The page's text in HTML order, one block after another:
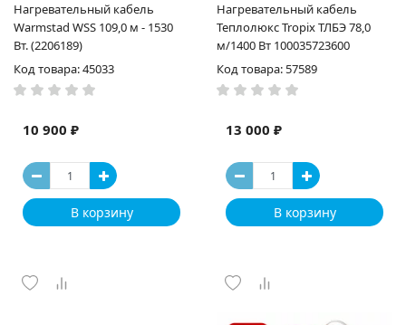
Нагревательный кабель
Warmstad WSS 109,0 м - 1530
Вт. (2206189)
Код товара: 45033
10 900 ₽
В корзину
Нагревательный кабель
Теплолюкс Tropix ТЛБЭ 78,0
м/1400 Вт 100035723600
Код товара: 57589
13 000 ₽
В корзину